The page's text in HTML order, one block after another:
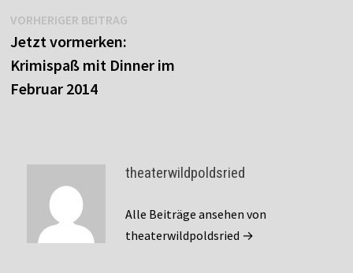
Beitragsnavigation
VORHERIGER BEITRAGVorheriger
Jetzt vormerken:
Krimispaß mit Dinner im
Februar 2014
theaterwildpoldsried
Alle Beiträge ansehen von
theaterwildpoldsried →